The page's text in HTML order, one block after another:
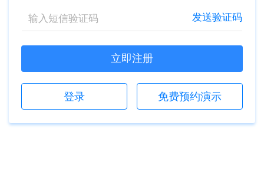
发送验证码
立即注册
登录 免费预约演示